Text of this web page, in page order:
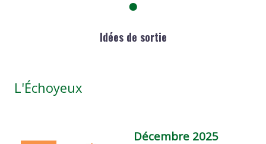
Idées de sortie
L'Échoyeux
Décembre 2025